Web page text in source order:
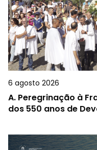
6 agosto 2026
A. Peregrinação à
dos 550 anos de